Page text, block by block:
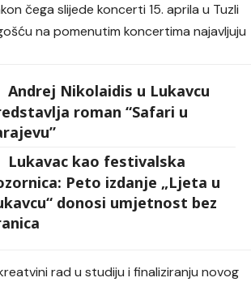
čega slijede koncerti 15. aprila u Tuzli
na pomenutim koncertima najavljuju
Andrej Nikolaidis u Lukavcu
roman “Safari u
Lukavac kao festivalska
Peto izdanje „Ljeta u
donosi umjetnost bez
rad u studiju i finaliziranju novog